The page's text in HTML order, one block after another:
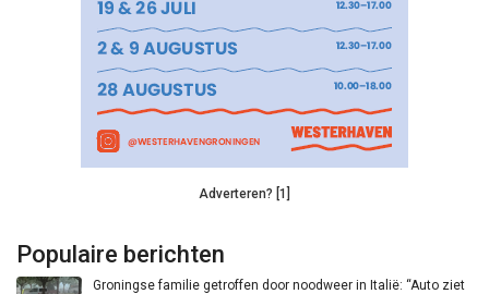
Adverteren? [1]
Populaire berichten
Groningse familie getroffen door noodweer in Italië: “Auto ziet